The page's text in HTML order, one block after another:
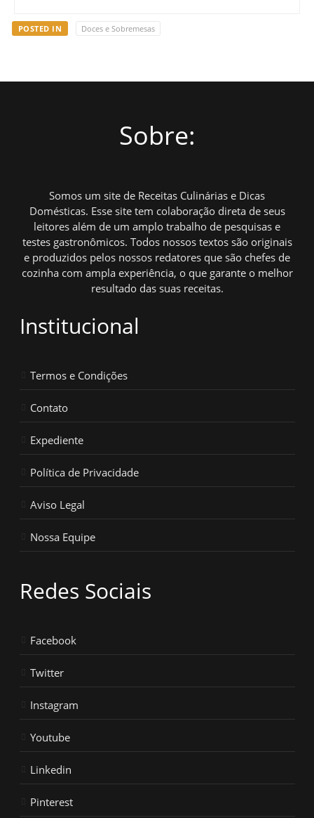
POSTED IN Doces e Sobremesas
Sobre:
Somos um site de Receitas Culinárias e Dicas
Domésticas. Esse site tem colaboração direta de seus
leitores além de um amplo trabalho de pesquisas e
testes gastronômicos. Todos nossos textos são originais
e produzidos pelos nossos redatores que são chefes de
cozinha com ampla experiência, o que garante o melhor
resultado das suas receitas.
Institucional
Termos e Condições
Contato
Expediente
Política de Privacidade
Aviso Legal
Nossa Equipe
Redes Sociais
Facebook
Twitter
Instagram
Youtube
Linkedin
Pinterest